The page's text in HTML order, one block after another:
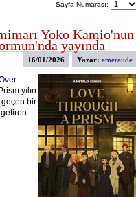
Sayfa Numarası:
Yoko Kamio'nun
yayında
Yazar: emeraude
16/01/2026
yılın
geçen bir